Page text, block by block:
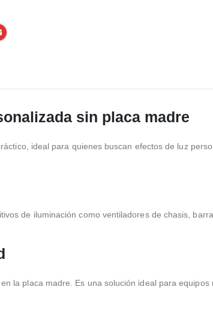
sin placa madre
ideal para quienes buscan efectos de luz
de iluminación como ventiladores de chasis,
la placa madre. Es una solución ideal para equipos